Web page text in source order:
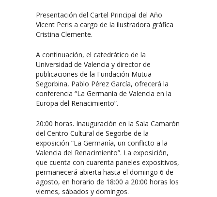
Presentación del Cartel Principal del Año
Vicent Peris a cargo de la ilustradora gráfica
Cristina Clemente.
A continuación, el catedrático de la
Universidad de Valencia y director de
publicaciones de la Fundación Mutua
Segorbina, Pablo Pérez García, ofrecerá la
conferencia “La Germanía de Valencia en la
Europa del Renacimiento”.
20:00 horas. Inauguración en la Sala Camarón
del Centro Cultural de Segorbe de la
exposición “La Germanía, un conflicto a la
Valencia del Renacimiento”. La exposición,
que cuenta con cuarenta paneles expositivos,
permanecerá abierta hasta el domingo 6 de
agosto, en horario de 18:00 a 20:00 horas los
viernes, sábados y domingos.